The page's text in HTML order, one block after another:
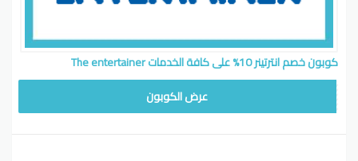
كوبون خصم انترتينر 10% على كافة الخدمات The entertainer
عرض الكوبون